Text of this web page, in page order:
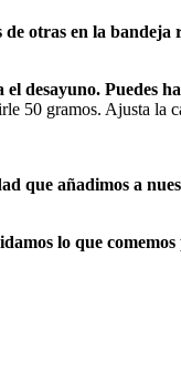
otras en la bandeja
desayuno. Puedes
50 gramos. Ajusta la
que añadimos a
lo que